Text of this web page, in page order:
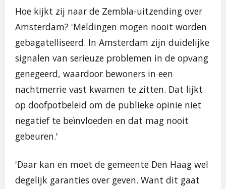
Hoe kijkt zij naar de Zembla-uitzending over
Amsterdam? 'Meldingen mogen nooit worden
gebagatelliseerd. In Amsterdam zijn duidelijke
signalen van serieuze problemen in de opvang
genegeerd, waardoor bewoners in een
nachtmerrie vast kwamen te zitten. Dat lijkt
op doofpotbeleid om de publieke opinie niet
negatief te beïnvloeden en dat mag nooit
gebeuren.'
'Daar kan en moet de gemeente Den Haag wel
degelijk garanties over geven. Want dit gaat